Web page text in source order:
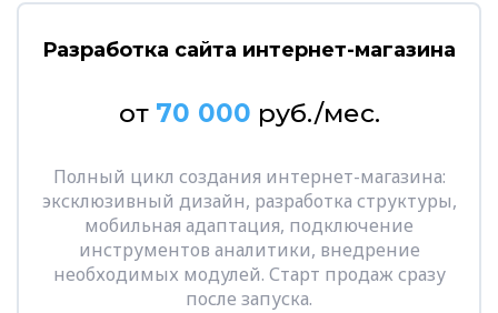
Разработка сайта интернет-магазина
от 70 000 руб./мес.
Полный цикл создания интернет-магазина:
эксклюзивный дизайн, разработка структуры,
мобильная адаптация, подключение
инструментов аналитики, внедрение
необходимых модулей. Старт продаж сразу
после запуска.